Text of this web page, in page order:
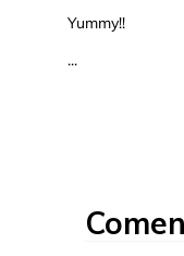
Yummy!!
...